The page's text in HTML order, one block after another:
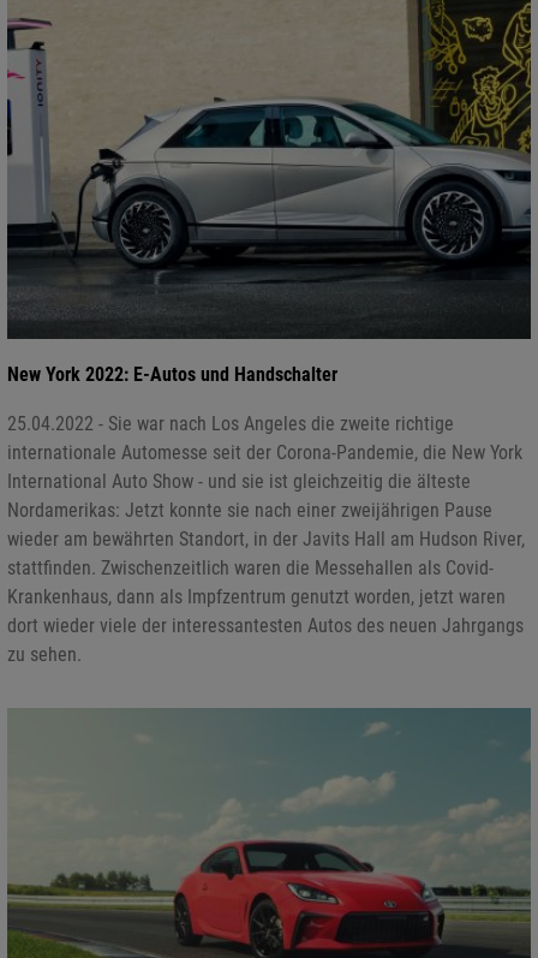
New York 2022: E-Autos und Handschalter
25.04.2022 - Sie war nach Los Angeles die zweite richtige
internationale Automesse seit der Corona-Pandemie, die New York
International Auto Show - und sie ist gleichzeitig die älteste
Nordamerikas: Jetzt konnte sie nach einer zweijährigen Pause
wieder am bewährten Standort, in der Javits Hall am Hudson River,
stattfinden. Zwischenzeitlich waren die Messehallen als Covid-
Krankenhaus, dann als Impfzentrum genutzt worden, jetzt waren
dort wieder viele der interessantesten Autos des neuen Jahrgangs
zu sehen.